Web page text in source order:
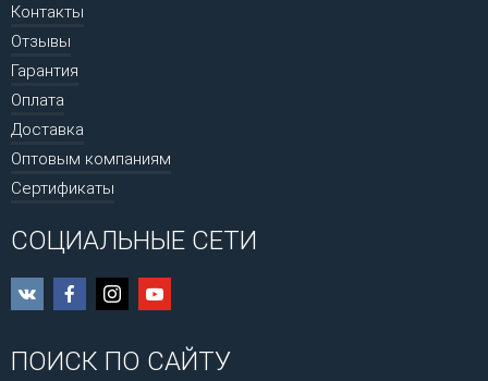
Контакты
Отзывы
Гарантия
Оплата
Доставка
Оптовым компаниям
Сертификаты
СОЦИАЛЬНЫЕ СЕТИ
ПОИСК ПО САЙТУ